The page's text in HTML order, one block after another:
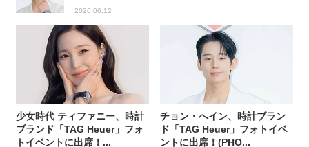
2026.06.12
少女時代 ティファニー、時計
ブランド「TAG Heuer」フォ
トイベントに出席！...
チョン・へイン、時計ブラン
ド「TAG Heuer」フォトイベ
ントに出席！(PHO...